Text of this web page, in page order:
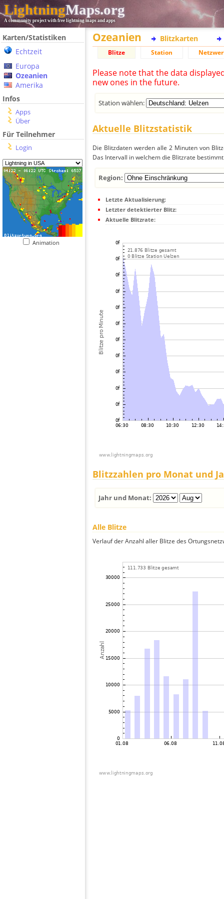
LightningMaps.org
A community project with free lightning maps and apps
Karten/Statistiken
Echtzeit
Europa
Ozeanien
Amerika
Infos
Apps
Über
Für Teilnehmer
Login
Animation
Ozeanien Blitzkarten
Blitze Station
Please note that the data
new ones in the future.
Station wählen:
Aktuelle Blitzstatistik
Die Blitzdaten werden alle 2 Minuten von
Das Intervall in welchem die Blitzrate
Region:
Letzte Aktualisierung:
Letzter detektierter Blitz:
Aktuelle Blitzrate:
Blitzzahlen pro Monat und
Jahr und Monat:
Alle Blitze
Verlauf der Anzahl aller Blitze des